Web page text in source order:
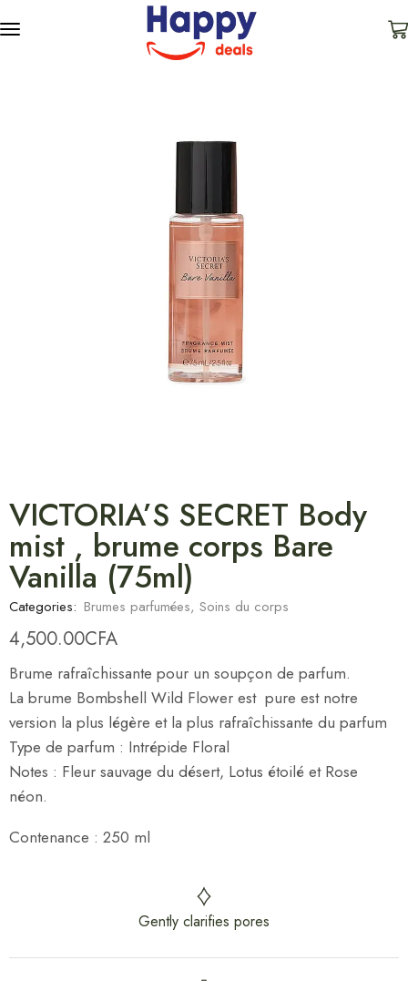
VICTORIA’S SECRET Body
mist , brume corps Bare
Vanilla (75ml)
Categories: Brumes parfumées, Soins du corps
4,500.00CFA
Brume rafraîchissante pour un soupçon de parfum.
La brume Bombshell Wild Flower est pure est notre
version la plus légère et la plus rafraîchissante du parfum
Type de parfum : Intrépide Floral
Notes : Fleur sauvage du désert, Lotus étoilé et Rose
néon.
Contenance : 250 ml
Gently clarifies pores